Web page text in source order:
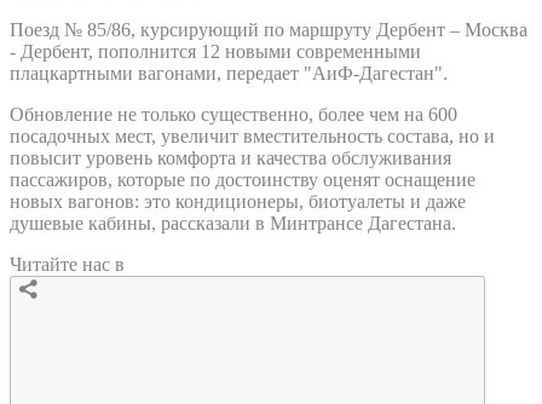
Поезд № 85/86, курсирующий по маршруту Дербент – Москва
- Дербент, пополнится 12 новыми современными
плацкартными вагонами, передает "АиФ-Дагестан".
Обновление не только существенно, более чем на 600
посадочных мест, увеличит вместительность состава, но и
повысит уровень комфорта и качества обслуживания
пассажиров, которые по достоинству оценят оснащение
новых вагонов: это кондиционеры, биотуалеты и даже
душевые кабины, рассказали в Минтрансе Дагестана.
Читайте нас в